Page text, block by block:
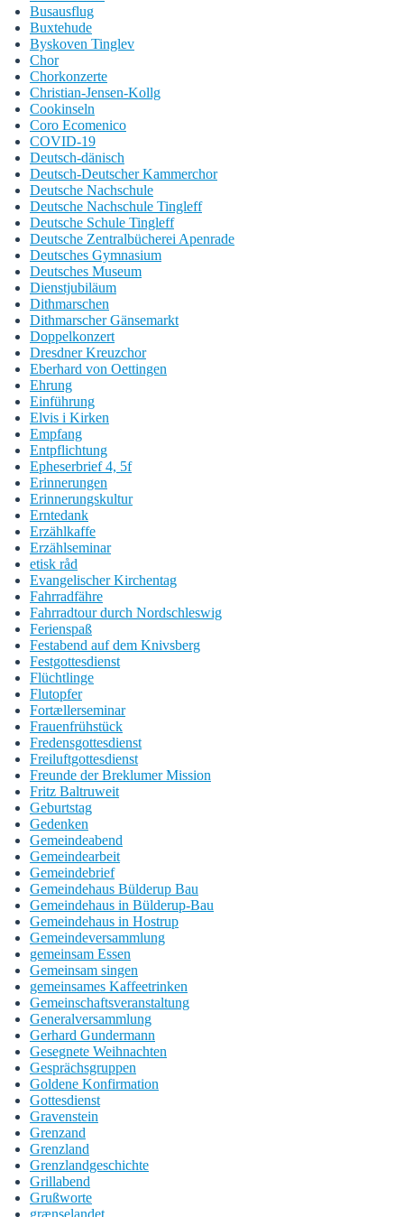
Busausflug
Buxtehude
Byskoven Tinglev
Chor
Chorkonzerte
Christian-Jensen-Kollg
Cookinseln
Coro Ecomenico
COVID-19
Deutsch-dänisch
Deutsch-Deutscher Kammerchor
Deutsche Nachschule
Deutsche Nachschule Tingleff
Deutsche Schule Tingleff
Deutsche Zentralbücherei Apenrade
Deutsches Gymnasium
Deutsches Museum
Dienstjubiläum
Dithmarschen
Dithmarscher Gänsemarkt
Doppelkonzert
Dresdner Kreuzchor
Eberhard von Oettingen
Ehrung
Einführung
Elvis i Kirken
Empfang
Entpflichtung
Epheserbrief 4, 5f
Erinnerungen
Erinnerungskultur
Erntedank
Erzählkaffe
Erzählseminar
etisk råd
Evangelischer Kirchentag
Fahrradfähre
Fahrradtour durch Nordschleswig
Ferienspaß
Festabend auf dem Knivsberg
Festgottesdienst
Flüchtlinge
Flutopfer
Fortællerseminar
Frauenfrühstück
Fredensgottesdienst
Freiluftgottesdienst
Freunde der Breklumer Mission
Fritz Baltruweit
Geburtstag
Gedenken
Gemeindeabend
Gemeindearbeit
Gemeindebrief
Gemeindehaus Bülderup Bau
Gemeindehaus in Bülderup-Bau
Gemeindehaus in Hostrup
Gemeindeversammlung
gemeinsam Essen
Gemeinsam singen
gemeinsames Kaffeetrinken
Gemeinschaftsveranstaltung
Generalversammlung
Gerhard Gundermann
Gesegnete Weihnachten
Gesprächsgruppen
Goldene Konfirmation
Gottesdienst
Gravenstein
Grenzand
Grenzland
Grenzlandgeschichte
Grillabend
Grußworte